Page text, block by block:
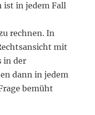
ist in jedem Fall
rechnen. In
mit
in der
dann in jedem
bemüht